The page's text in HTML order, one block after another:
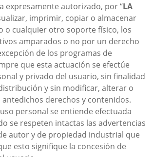
expresamente autorizado, por “LA
imprimir, copiar o almacenar
o cualquier otro soporte físico, los
amparados o no por un derecho
de los programas de
que esta actuación se efectúe
y privado del usuario, sin finalidad
y sin modificar, alterar o
derechos y contenidos.
personal se entiende efectuada
se respeten intactas las advertencias
autor y de propiedad industrial que
esto signifique la concesión de